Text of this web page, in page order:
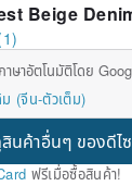
Beige
ษาอัตโนมัติโดย
ม (จีน-ตัวเต็ม)
นค้าอื่นๆ ของดีไ
ฟรีเมื่อซื้อสินค้า!